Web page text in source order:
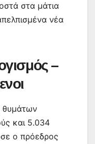
στα μάτια
νέα
–
θυμάτων
και 5.034
ο πρόεδρος